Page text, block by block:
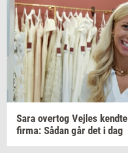
Sara over­tog Vej­les kend­te
fir­ma: Sådan går det i dag